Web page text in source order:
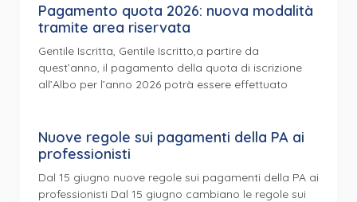
Pagamento quota 2026: nuova modalità
tramite area riservata
Gentile Iscritta, Gentile Iscritto,a partire da
quest’anno, il pagamento della quota di iscrizione
all’Albo per l’anno 2026 potrà essere effettuato
Nuove regole sui pagamenti della PA ai
professionisti
Dal 15 giugno nuove regole sui pagamenti della PA ai
professionisti Dal 15 giugno cambiano le regole sui